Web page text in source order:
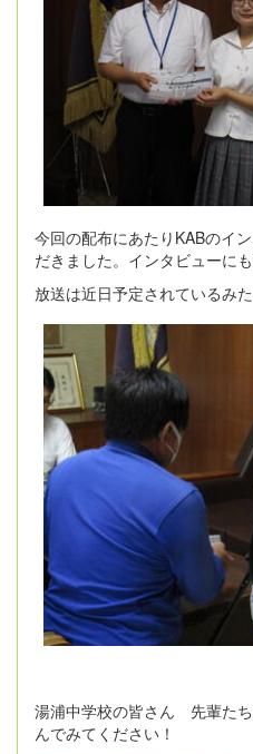
今回の配布にあたりKABのイ
だきました。インタビューに
放送は近日予定されているみた
湯浦中学校の皆さん 先輩た
んでみてください！